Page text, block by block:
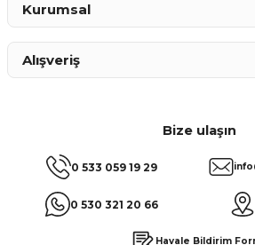
Bize ulaşın
0 533 059 19 29
0 530 321 20 66
Havale Bildirim
Kurumsal
Alışveriş